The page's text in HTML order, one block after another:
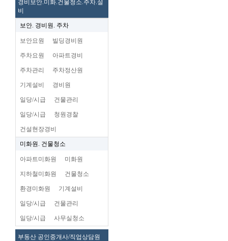
경비보안.미화.건물청소.주차.설
비
보안. 경비원. 주차
보안요원 빌딩경비원
주차요원 아파트경비
주차관리 주차정산원
기계설비 경비원
일당/시급 건물관리
일당/시급 청원경찰
건설현장경비
미화원. 건물청소
아파트미화원 미화원
지하철미화원 건물청소
환경미화원 기계설비
일당/시급 건물관리
일당/시급 사무실청소
부동산 공인중개사/직업상담원